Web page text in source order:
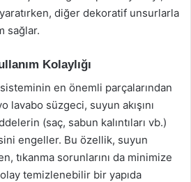
diğer dekoratif unsurlarla
sağlar.
Kolaylığı
en önemli parçalarından
lavabo süzgeci, suyun akışını
(saç, sabun kalıntıları vb.)
engeller. Bu özellik, suyun
tıkanma sorunlarını da minimize
temizlenebilir bir yapıda